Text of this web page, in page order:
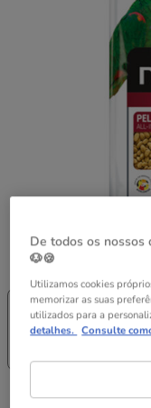
Formato:
1kg
-25% na 2ª
un.
12.49€
Preço 59.99€, 6.00
(6.00€ / kg)
De todos os nossos
🐶🍪
Utilizamos cookies
memorizar as suas
utilizados para a
detalhes. Consulte